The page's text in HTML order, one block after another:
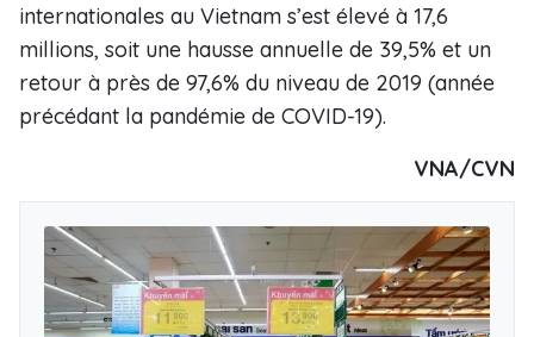
internationales au Vietnam s’est élevé à 17,6
millions, soit une hausse annuelle de 39,5% et un
retour à près de 97,6% du niveau de 2019 (année
précédant la pandémie de COVID-19).
VNA/CVN